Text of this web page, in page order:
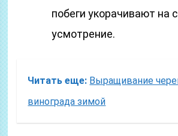
побеги укорачивают на
усмотрение.
Читать еще: Выращивание
винограда зимой